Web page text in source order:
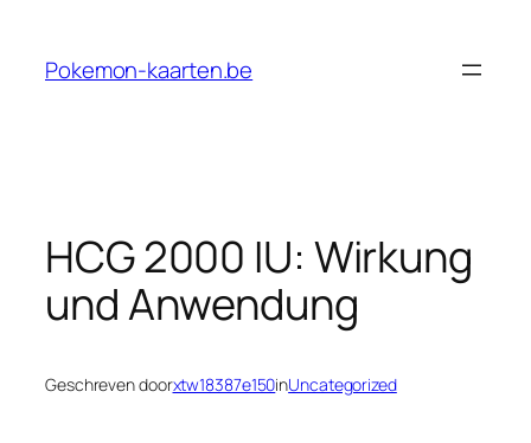
Pokemon-kaarten.be
HCG 2000 IU: Wirkung
und Anwendung
Geschreven doorxtw18387e150inUncategorized